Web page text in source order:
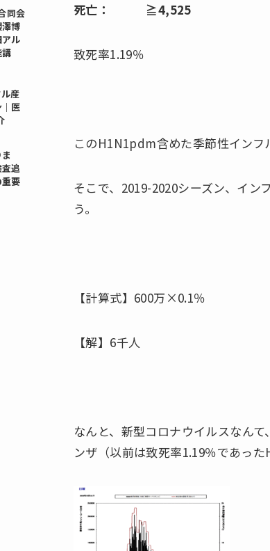
死亡： ≧4,525
致死率1.19％
このH1N1pdm含めた季節性インフ
そこで、2019-2020シーズン、イン
う。
【計算式】600万×0.1％
【解】6千人
なんと、新型コロナウイルスなん
ンザ（以前は致死率1.19％であっ
同会
博
ル
産
医
追
要